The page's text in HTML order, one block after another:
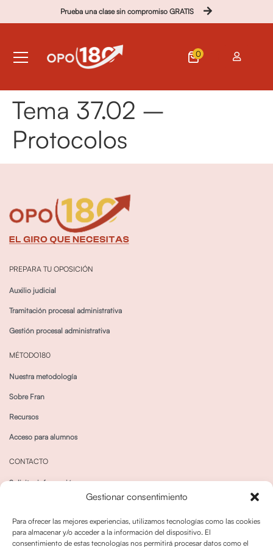
Gestionar consentimiento
Para ofrecer las mejores experiencias, utilizamos tecnologías como las cookies
para almacenar y/o acceder a la información del dispositivo. El
consentimiento de estas tecnologías nos permitirá procesar datos como el
Prueba una clase sin compromiso GRATIS
0
Tema 37.02 –
Protocolos
PREPARA TU OPOSICIÓN
Auxilio judicial
Tramitación procesal administrativa
Gestión procesal administrativa
MÉTODO180
Nuestra metodología
Sobre Fran
Recursos
Acceso para alumnos
CONTACTO
Solicitar información